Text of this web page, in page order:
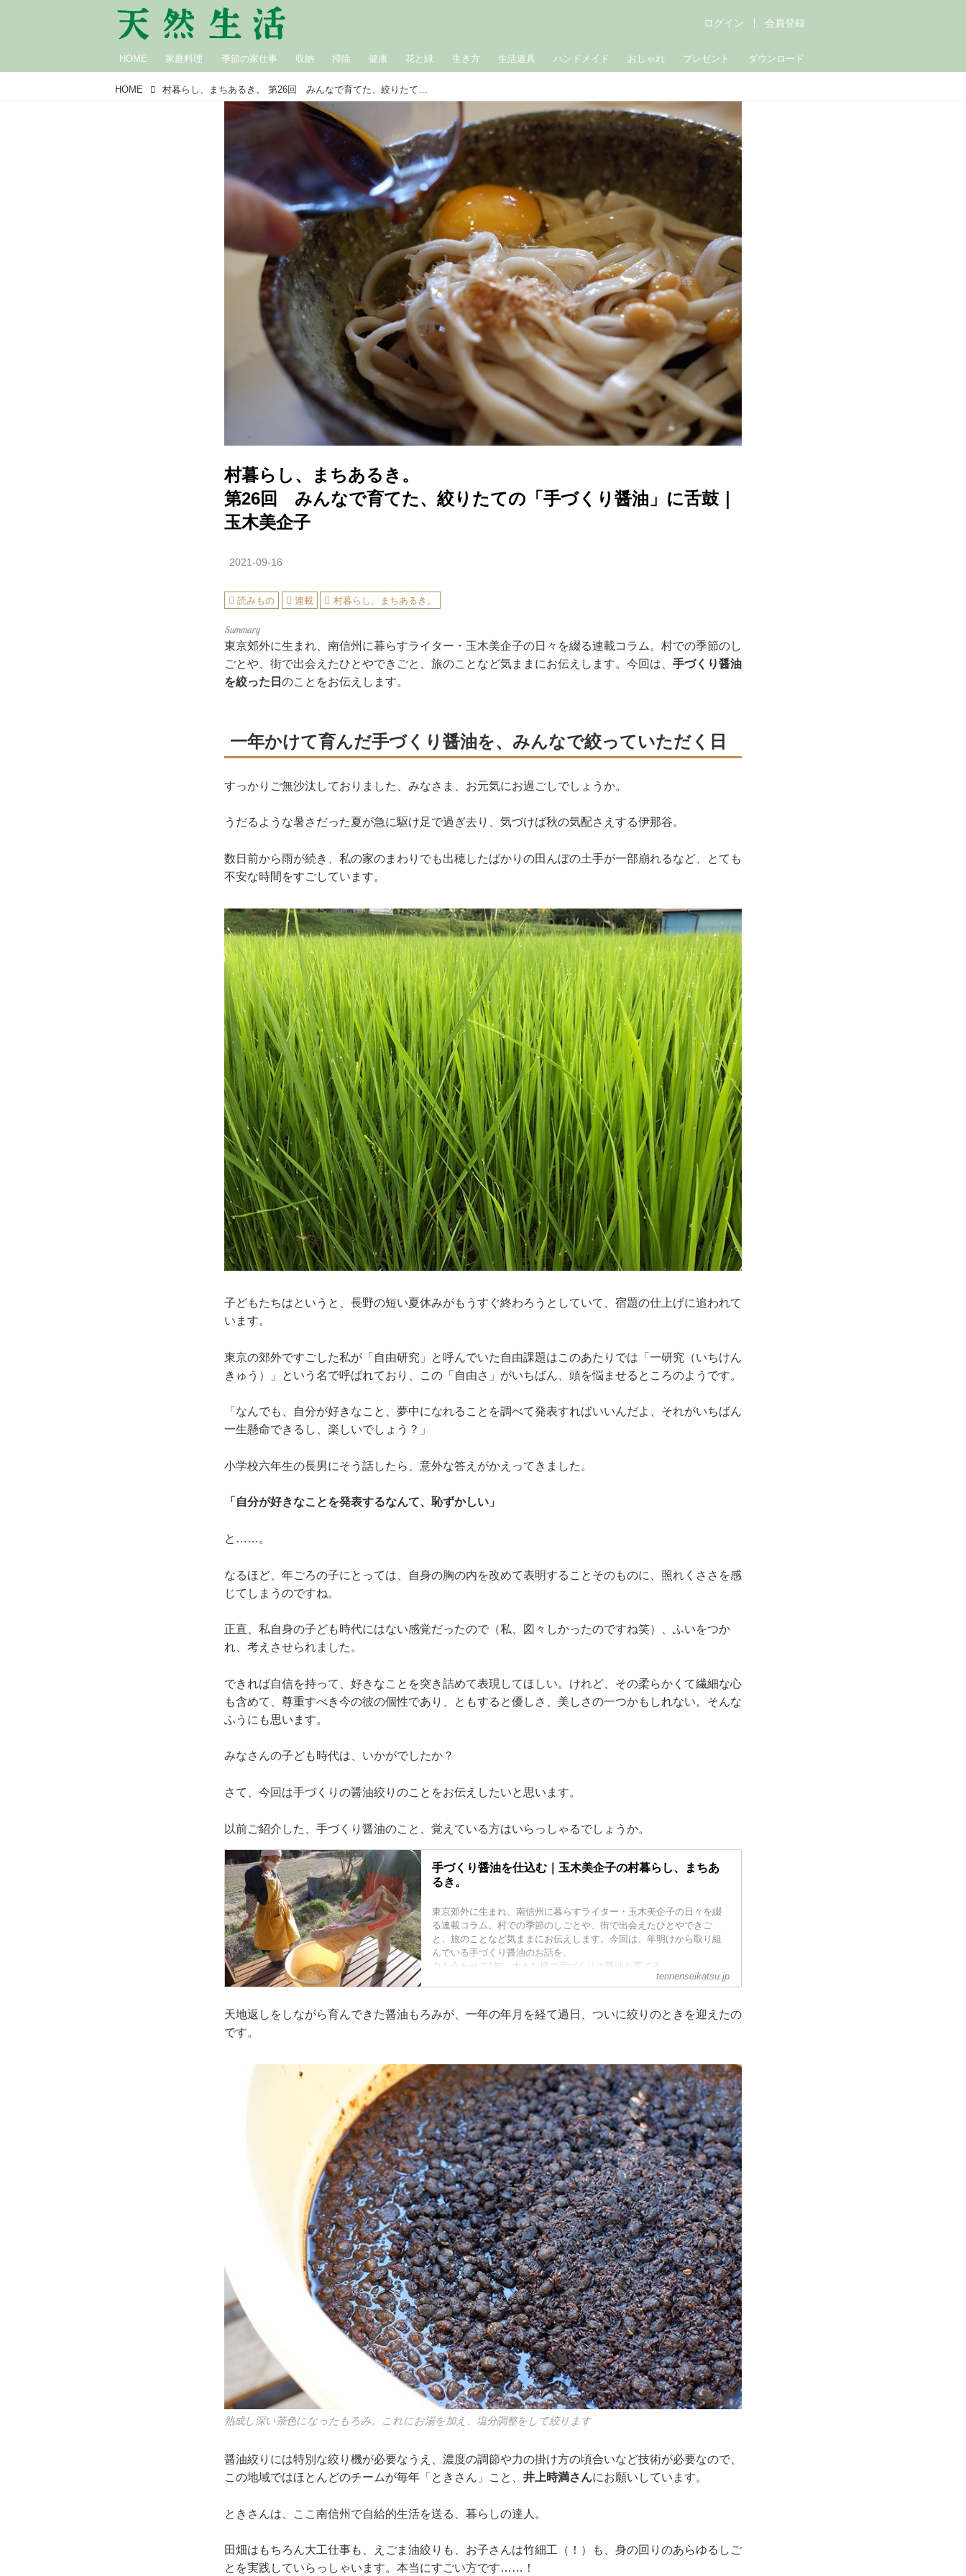
HOME 家庭料理 季節の家仕事 収納 掃除 健康 花と緑 生き方 生活道具 ハンドメイド おしゃれ プレゼント ダウンロード
ログイン 会員登録
HOME 村暮らし、まちあるき。 第26回 みんなで育てた、絞りたての「手づくり醤油」に舌鼓｜玉木美企子
村暮らし、まちあるき。
第26回 みんなで育てた、絞りたての「手づくり醤油」に舌鼓｜
玉木美企子
2021-09-16
読みもの 連載 村暮らし、まちあるき。
東京郊外に生まれ、南信州に暮らすライター・玉木美企子の日々を綴る連載コラム。村での季節のし
ごとや、街で出会えたひとやできごと、旅のことなど気ままにお伝えします。今回は、 手づくり醤油
を絞った日 のことをお伝えします。
一年かけて育んだ手づくり醤油を、みんなで絞っていただく日
すっかりご無沙汰しておりました、みなさま、お元気にお過ごしでしょうか。
うだるような暑さだった夏が急に駆け足で過ぎ去り、気づけば秋の気配さえする伊那谷。
数日前から雨が続き、私の家のまわりでも出穂したばかりの田んぼの土手が一部崩れるなど、とても
不安な時間をすごしています。
子どもたちはというと、長野の短い夏休みがもうすぐ終わろうとしていて、宿題の仕上げに追われて
います。
東京の郊外ですごした私が「自由研究」と呼んでいた自由課題はこのあたりでは「一研究（いちけん
きゅう）」という名で呼ばれており、この「自由さ」がいちばん、頭を悩ませるところのようです。
「なんでも、自分が好きなこと、夢中になれることを調べて発表すればいいんだよ、それがいちばん
一生懸命できるし、楽しいでしょう？」
小学校六年生の長男にそう話したら、意外な答えがかえってきました。
「自分が好きなことを発表するなんて、恥ずかしい」
と……。
なるほど、年ごろの子にとっては、自身の胸の内を改めて表明することそのものに、照れくささを感
じてしまうのですね。
正直、私自身の子ども時代にはない感覚だったので（私、図々しかったのですね笑）、ふいをつか
れ、考えさせられました。
できれば自信を持って、好きなことを突き詰めて表現してほしい。けれど、その柔らかくて繊細な心
も含めて、尊重すべき今の彼の個性であり、ともすると優しさ、美しさの一つかもしれない。そんな
ふうにも思います。
みなさんの子ども時代は、いかがでしたか？
さて、今回は手づくりの醤油絞りのことをお伝えしたいと思います。
以前ご紹介した、手づくり醤油のこと、覚えている方はいらっしゃるでしょうか。
手づくり醤油を仕込む｜玉木美企子の村暮らし、まちあ
るき。
東京郊外に生まれ、南信州に暮らすライター・玉木美企子の日々を綴
る連載コラム。村での季節のしごとや、街で出会えたひとやできご
と、旅のことなど気ままにお伝えします。今回は、年明けから取り組
んでいる手づくり醤油のお話を。
力を合わせて1年。大きな樽で手づくりの醤油を育てる
には火を入れていないのですが、灯油ストーブが稼働しています。
東京に暮らしていたころ、暖房はもっぱらガス頼みで、灯...
tennenseikatsu.jp
天地返しをしながら育んできた醤油もろみが、一年の年月を経て過日、ついに絞りのときを迎えたの
です。
熟成し深い茶色になったもろみ。これにお湯を加え、塩分調整をして絞ります
醤油絞りには特別な絞り機が必要なうえ、濃度の調節や力の掛け方の頃合いなど技術が必要なので、
この地域ではほとんどのチームが毎年「ときさん」こと、 井上時満さんにお願いしています。
ときさんは、ここ南信州で自給的生活を送る、暮らしの達人。
田畑はもちろん大工仕事も、えごま油絞りも、お子さんは竹細工（！）も、身の回りのあらゆるしご
とを実践していらっしゃいます。本当にすごい方です……！